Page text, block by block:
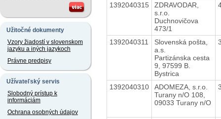
Užitočné dokumenty
Vzory žiadostí v slovenskom
jazyku a iných jazykoch
Právne predpisy
Užívateľský servis
Slobodný prístup k
informáciám
Ochrana osobných údajov
1392040315
ZDRAVODAR,
s.r.o.
Duchnovičova
473/1
1392040311
Slovenská pošta,
a.s.
Partizánska cesta
9, 97599 B.
Bystrica
1392040310
ADOMEZA, s.r.o.
Turany n/O 108,
09033 Turany n/O